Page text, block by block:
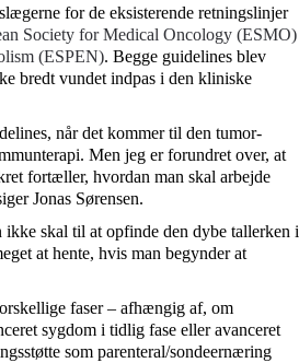
for de eksisterende retningslinjer
Society for Medical Oncology (ESMO)
(ESPEN). Begge guidelines blev
bredt vundet indpas i den kliniske
når det kommer til den tumor-
Men jeg er forundret over, at
fortæller, hvordan man skal arbejde
Jonas Sørensen.
skal til at opfinde den dybe tallerken i
at hente, hvis man begynder at
faser – afhængig af, om
sygdom i tidlig fase eller avanceret
som parenteral/sondeernæring